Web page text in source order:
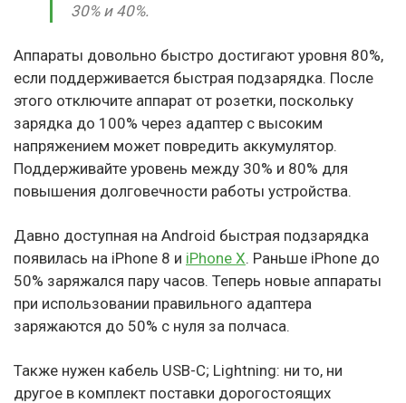
30% и 40%.
Аппараты довольно быстро достигают уровня 80%,
если поддерживается быстрая подзарядка. После
этого отключите аппарат от розетки, поскольку
зарядка до 100% через адаптер с высоким
напряжением может повредить аккумулятор.
Поддерживайте уровень между 30% и 80% для
повышения долговечности работы устройства.
Давно доступная на Android быстрая подзарядка
появилась на iPhone 8 и iPhone X. Раньше iPhone до
50% заряжался пару часов. Теперь новые аппараты
при использовании правильного адаптера
заряжаются до 50% с нуля за полчаса.
Также нужен кабель USB-C; Lightning: ни то, ни
другое в комплект поставки дорогостоящих